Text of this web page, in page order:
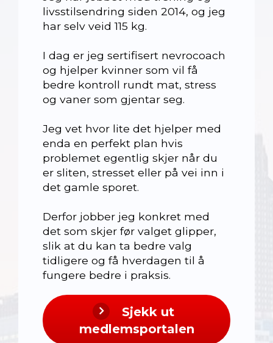
livsstilsendring siden 2014, og jeg
har selv veid 115 kg.
I dag er jeg sertifisert nevrocoach
og hjelper kvinner som vil få
bedre kontroll rundt mat, stress
og vaner som gjentar seg.
Jeg vet hvor lite det hjelper med
enda en perfekt plan hvis
problemet egentlig skjer når du
er sliten, stresset eller på vei inn i
det gamle sporet.
Derfor jobber jeg konkret med
det som skjer før valget glipper,
slik at du kan ta bedre valg
tidligere og få hverdagen til å
fungere bedre i praksis.
Sjekk ut
medlemsportalen